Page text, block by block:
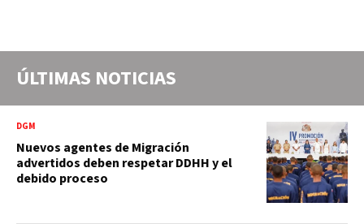
ÚLTIMAS NOTICIAS
DGM
Nuevos agentes de Migración
advertidos deben respetar DDHH y el
debido proceso